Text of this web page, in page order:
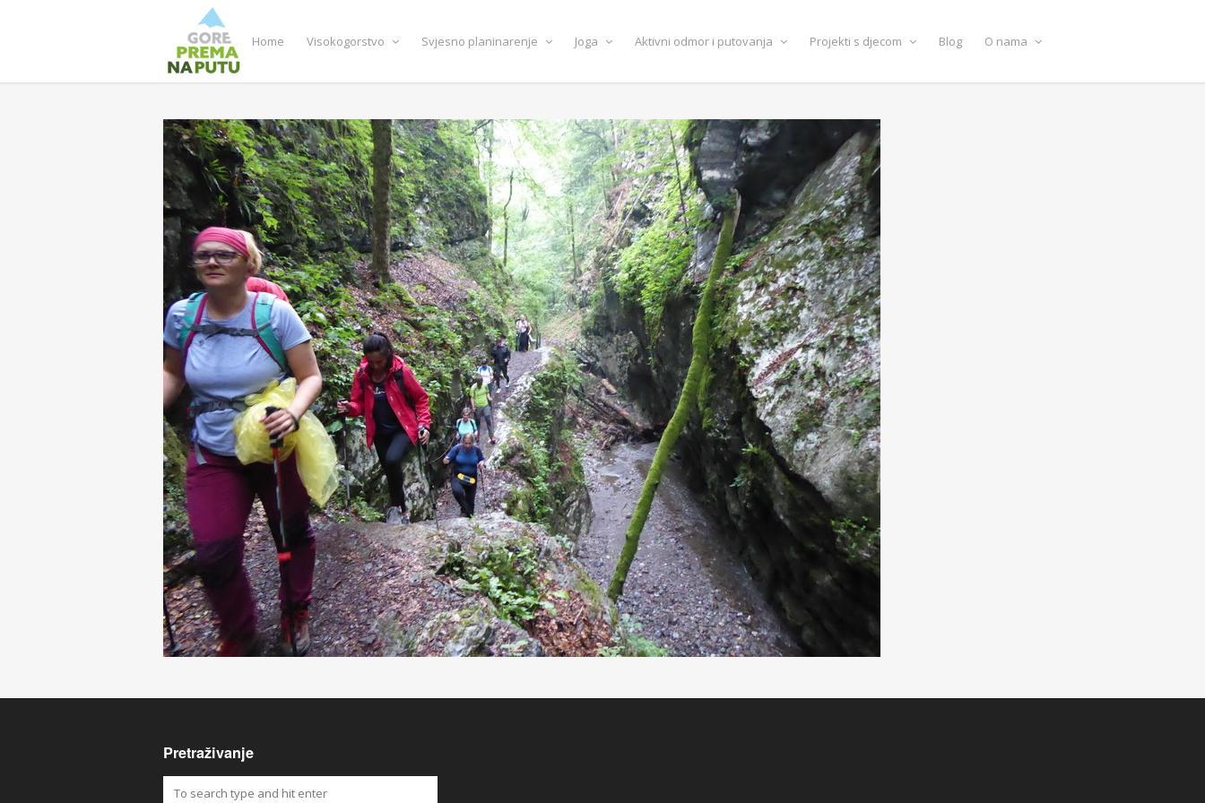
Home Visokogorstvo Svjesno planinarenje Joga Aktivni odmor i putovanja Projekti s djecom Blog O nama
Pretraživanje